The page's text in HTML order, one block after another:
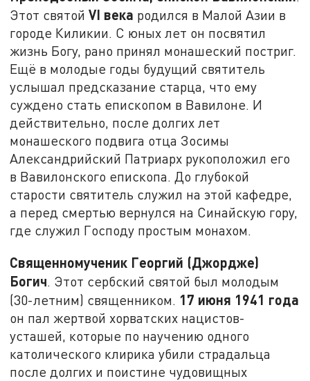
Этот святойVI века родился в Малой Азии в
городе Киликии. С юных лет он посвятил
жизнь Богу, рано принял монашеский постриг.
Ещё в молодые годы будущий святитель
услышал предсказание старца, что ему
суждено стать епископом в Вавилоне. И
действительно, после долгих лет
монашеского подвига отца Зосимы
Александрийский Патриарх рукоположил его
в Вавилонского епископа. До глубокой
старости святитель служил на этой кафедре,
а перед смертью вернулся на Синайскую гору,
где служил Господу простым монахом.
Священномученик Георгий (Джордже)
Богич. Этот сербский святой был молодым
(30-летним) священником. 17 июня 1941 года
он пал жертвой хорватских нацистов-
усташей, которые по научению одного
католического клирика убили страдальца
после долгих и поистине чудовищных